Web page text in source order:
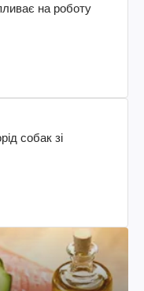
на роботу
собак зі